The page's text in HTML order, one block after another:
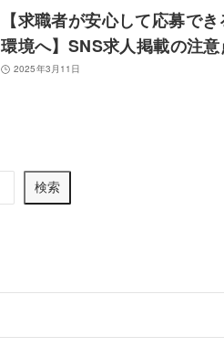
【求職者が安心して応募でき
環境へ】SNS求人掲載の注
2025年3月11日
検索